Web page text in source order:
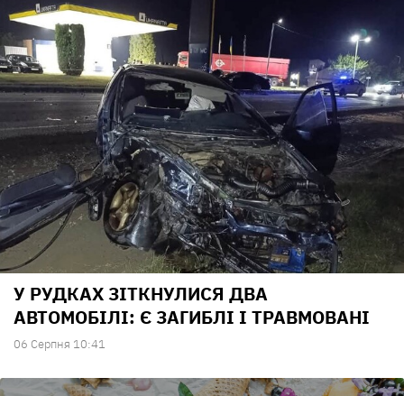
У РУДКАХ ЗІТКНУЛИСЯ ДВА
АВТОМОБІЛІ: Є ЗАГИБЛІ І ТРАВМОВАНІ
06 Серпня 10:41